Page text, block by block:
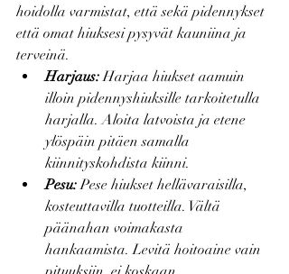
hoidolla varmistat, että sekä pidennykset
että omat hiuksesi pysyvät kauniina ja
terveinä.
Harjaus: Harjaa hiukset aamuin
illoin pidennyshiuksille tarkoitetulla
harjalla. Aloita latvoista ja etene
ylöspäin pitäen samalla
kiinnityskohdista kiinni.
Pesu: Pese hiukset hellävaraisilla,
kosteuttavilla tuotteilla. Vältä
päänahan voimakasta
hankaamista. Levitä hoitoaine vain